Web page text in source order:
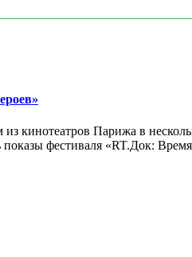
кинотеатров Парижа в
показы фестиваля «RT.Док: